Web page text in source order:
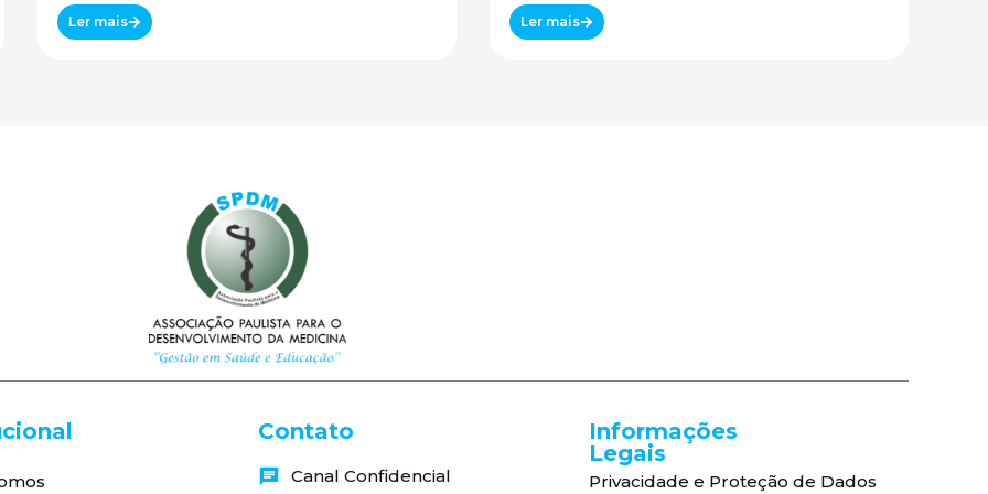
Canadense
Ler mais Ler mais
Contato
Canal Confidencial
Informações
Legais
Privacidade e Proteção de Dados